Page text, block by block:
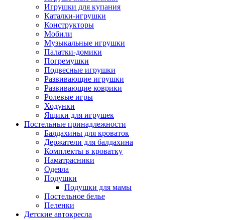
Игрушки для купания
Каталки-игрушки
Конструкторы
Мобили
Музыкальные игрушки
Палатки-домики
Погремушки
Подвесные игрушки
Развивающие игрушки
Развивающие коврики
Ролевые игры
Ходунки
Ящики для игрушек
Постельные принадлежности
Балдахины для кроваток
Держатели для балдахина
Комплекты в кроватку
Наматрасники
Одеяла
Подушки
Подушки для мамы
Постельное белье
Пеленки
Детские автокресла